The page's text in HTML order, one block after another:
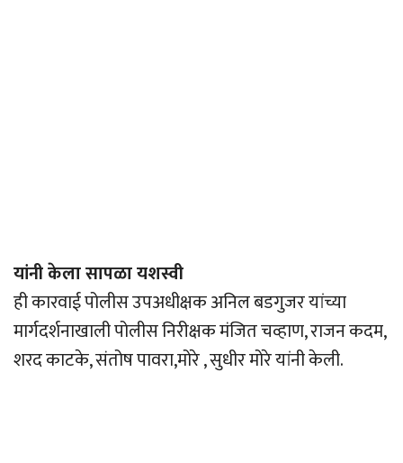
यांनी केला सापळा यशस्वी
ही कारवाई पोलीस उपअधीक्षक अनिल बडगुजर यांच्या
मार्गदर्शनाखाली पोलीस निरीक्षक मंजित चव्हाण, राजन कदम,
शरद काटके, संतोष पावरा,मोरे , सुधीर मोरे यांनी केली.